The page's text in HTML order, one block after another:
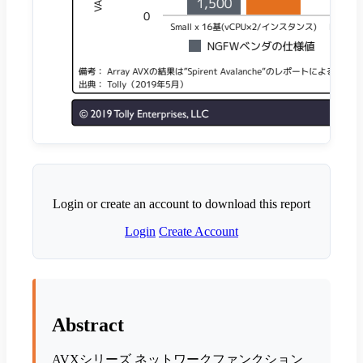
Login or create an account to download this report
Login Create Account
Abstract
AVXシリーズ ネットワークファンクション